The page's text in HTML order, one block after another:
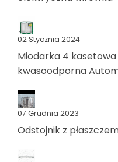
02 Stycznia 2024
Miodarka 4
kwasoodporna
07 Grudnia 2023
Odstojnik z